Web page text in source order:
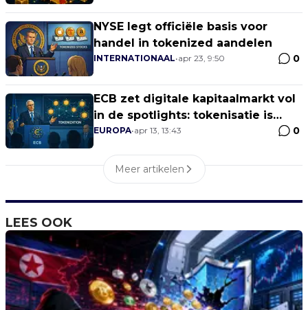
NYSE legt officiële basis voor
handel in tokenized aandelen
INTERNATIONAAL•apr 23, 9:50 0
ECB zet digitale kapitaalmarkt vol
in de spotlights: tokenisatie is
geen niche meer
EUROPA•apr 13, 13:43 0
Meer artikelen
LEES OOK